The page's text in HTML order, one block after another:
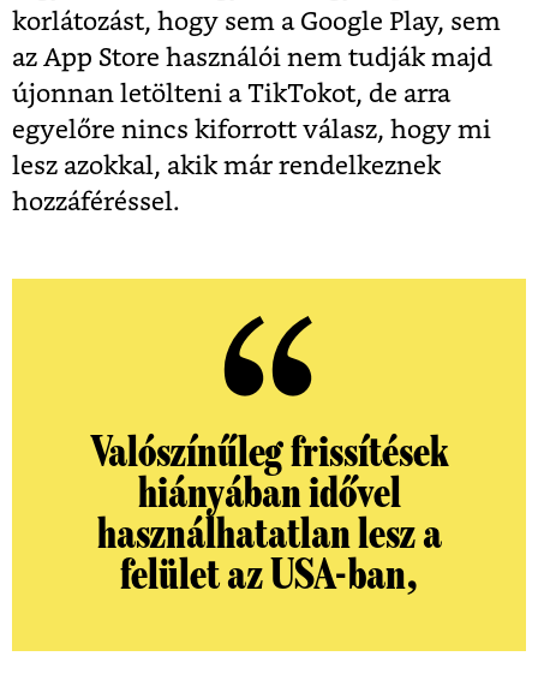
korlátozást, hogy sem a Google Play, sem
az App Store használói nem tudják majd
újonnan letölteni a TikTokot, de arra
egyelőre nincs kiforrott válasz, hogy mi
lesz azokkal, akik már rendelkeznek
hozzáféréssel.
Valószínűleg frissítések
hiányában idővel
használhatatlan lesz a
felület az USA-ban,